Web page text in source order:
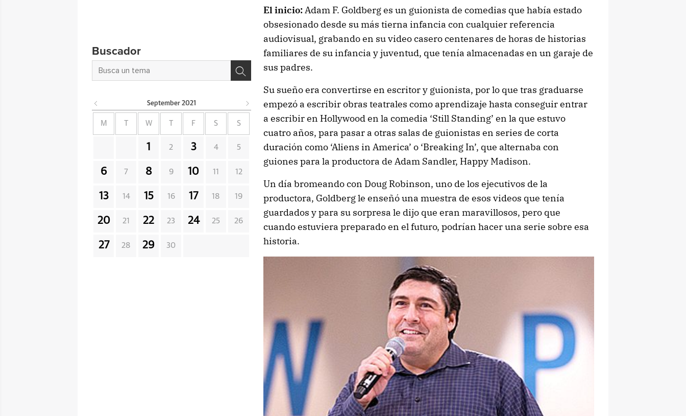
El inicio:Adam F. Goldberg es un guionista de comedias que había estado
obsesionado desde su más tierna infancia con cualquier referencia
audiovisual, grabando en su video casero centenares de horas de historias
familiares de su infancia y juventud, que tenía almacenadas en un garaje de
sus padres.
Su sueño era convertirse en escritor y guionista, por lo que tras graduarse
empezó a escribir obras teatrales como aprendizaje hasta conseguir entrar
a escribir en Hollywood en la comedia ‘Still Standing’ en la que estuvo
cuatro años, para pasar a otras salas de guionistas en series de corta
duración como ‘Aliens in America’ o ‘Breaking In’, que alternaba con
guiones para la productora de Adam Sandler, Happy Madison.
Un día bromeando con Doug Robinson, uno de los ejecutivos de la
productora, Goldberg le enseñó una muestra de esos videos que tenía
guardados y para su sorpresa le dijo que eran maravillosos, pero que
cuando estuviera preparado en el futuro, podrían hacer una serie sobre esa
historia.
Buscador
September 2021
M W F S S
1 2 3 4 5
6 7 8 9 10 11 12
13 14 15 16 17 18 19
20 21 22 23 24 25 26
27 28 29 30